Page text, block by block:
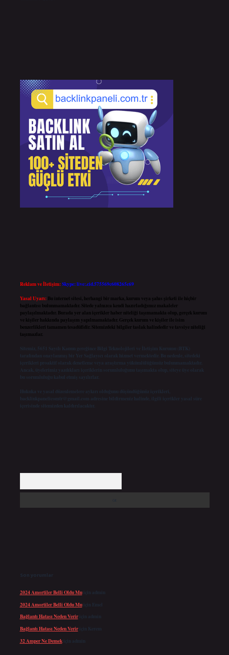
Reklam ve İletişim:Skype: live:.cid.575569c608265c69
Yasal Uyarı: Bu internet sitesi, herhangi bir marka, kurum veya şahıs şirketi ile hiçbir
bağlantısı bulunmamaktadır. Sitede yalnızca kendi hazırladığımız makaleler
paylaşılmaktadır. Burada yer alan içerikler haber niteliği taşımamakta olup, gerçek kurum
ve kişiler hakkında paylaşım yapılmamaktadır. Gerçek kurum ve kişiler ile isim
benzerlikleri tamamen tesadüfidir. Sitemizdeki bilgiler taslak halindedir ve tavsiye niteliği
taşımazlar.
Sitemiz, 5651 Sayılı Kanun gereğince Bilgi Teknolojileri ve İletişim Kurumu (BTK)
tarafından onaylanmış bir Yer Sağlayıcı olarak hizmet vermektedir. Bu nedenle, sitedeki
içerikleri proaktif olarak denetleme veya araştırma yükümlülüğümüz bulunmamaktadır.
Ancak, üyelerimiz yazdıkları içeriklerin sorumluluğunu taşımakta olup, siteye üye olarak
bu sorumluluğu kabul etmiş sayılırlar.
Hukuka ve yasal düzenlemelere aykırı olduğunu düşündüğünüz içerikleri,
backlinkpanelicomtr@gmail.com adresine bildirmeniz halinde, ilgili içerikler yasal süre
içerisinde sitemizden kaldırılacaktır.
Son yorumlar
2024 Amortiler Belli Oldu Muiçin admin
2024 Amortiler Belli Oldu Muiçin Emel
Bağlantı Hatası Neden Veririçin admin
Bağlantı Hatası Neden Veririçin Kerem
32 Amper Ne Demekiçin admin